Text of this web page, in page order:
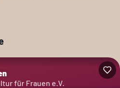
für Frauen e.V.